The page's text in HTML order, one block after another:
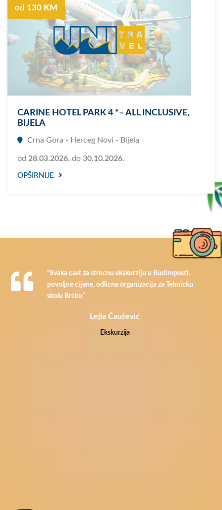
od 130 KM
CARINE HOTEL PARK 4 *– ALL INCLUSIVE,
BIJELA
Crna Gora - Herceg Novi - Bijela
od 28.03.2026. do 30.10.2026.
OPŠIRNIJE
“Svaka cast za strucnu ekskurziju u Budimpesti,
povoljne cijene, odlicna organizacija za Tehnicku
skolu Brcko”
Lejla Čaušević
Ekskurzija